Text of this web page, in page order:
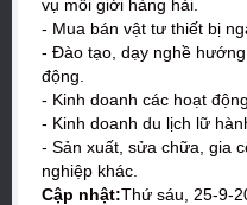
vụ môi giới hàng hải.
- Mua bán vật tư thiết bị
- Đào tạo, dạy nghề
động.
- Kinh doanh các hoạt
- Kinh doanh du lịch lữ
- Sản xuất, sửa chữa, gia
nghiệp khác.
Cập nhật:Thứ sáu, 25-9-